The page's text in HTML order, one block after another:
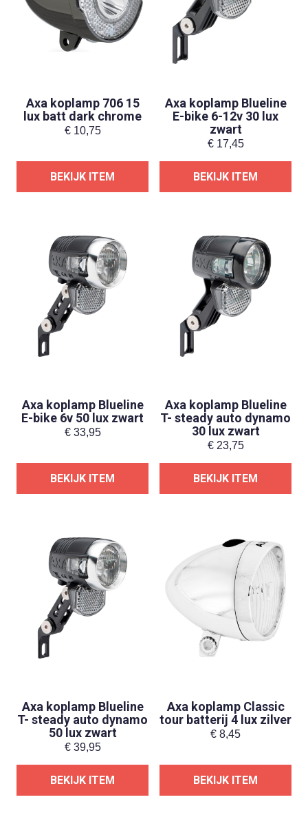
Axa koplamp 706 15
lux batt dark chrome
€10,75
BEKIJK ITEM
Axa koplamp Blueline
E-bike 6-12v 30 lux
zwart
€17,45
BEKIJK ITEM
Axa koplamp Blueline
E-bike 6v 50 lux zwart
€33,95
BEKIJK ITEM
Axa koplamp Blueline
T- steady auto dynamo
30 lux zwart
€23,75
BEKIJK ITEM
Axa koplamp Blueline
T- steady auto dynamo
50 lux zwart
€39,95
BEKIJK ITEM
Axa koplamp Classic
tour batterij 4 lux zilver
€ 8,45
BEKIJK ITEM